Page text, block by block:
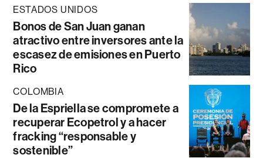
ESTADOS UNIDOS
Bonos de San Juan ganan
atractivo entre inversores ante la
escasez de emisiones en Puerto
Rico
COLOMBIA
De la Espriella se compromete a
recuperar Ecopetrol y a hacer
fracking “responsable y
sostenible”